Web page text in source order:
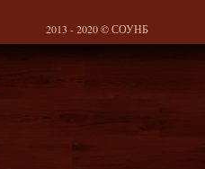
2013 - 2020 © СОУНБ